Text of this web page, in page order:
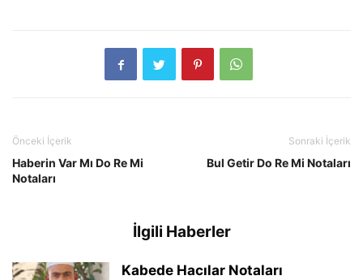
Önceki İçerik
Haberin Var Mı Do Re Mi
Notaları
Sonraki İçerik
Bul Getir Do Re Mi Notaları
İlgili Haberler
Kabede Hacılar Notaları